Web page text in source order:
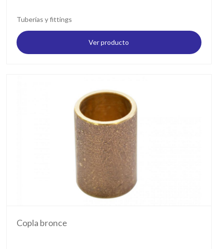
Tuberías y fittings
Ver producto
Copla bronce